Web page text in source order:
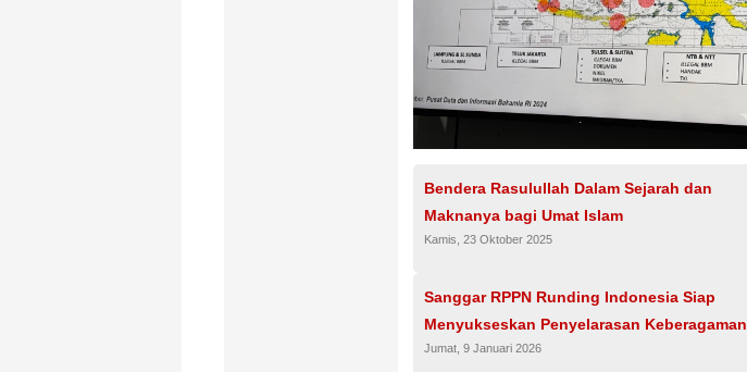
Bendera Rasulullah Dalam Sejarah dan
Maknanya bagi Umat Islam
Kamis, 23 Oktober 2025
Sanggar RPPN Runding Indonesia Siap
Menyukseskan Penyelarasan Keberagaman
Jumat, 9 Januari 2026